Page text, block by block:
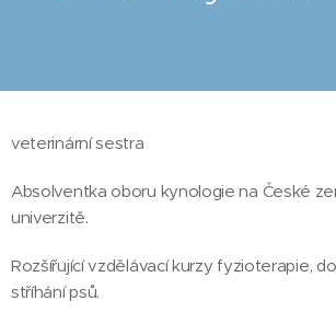
veterinární sestra
Absolventka oboru kynologie na České
univerzitě.
Rozšířující vzdělávací kurzy fyzioterapie,
stříhání psů.